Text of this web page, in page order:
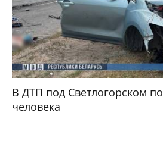
В ДТП под Светлогорском
человека